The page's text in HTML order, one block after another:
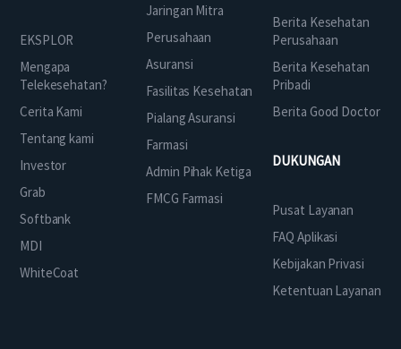
EKSPLOR
Mengapa
Telekesehatan?
Cerita Kami
Tentang kami
Investor
Grab
Softbank
MDI
WhiteCoat
Jaringan Mitra
Perusahaan
Asuransi
Fasilitas Kesehatan
Pialang Asuransi
Farmasi
Admin Pihak Ketiga
FMCG Farmasi
Berita Kesehatan
Perusahaan
Berita Kesehatan
Pribadi
Berita Good Doctor
DUKUNGAN
Pusat Layanan
FAQ Aplikasi
Kebijakan Privasi
Ketentuan Layanan